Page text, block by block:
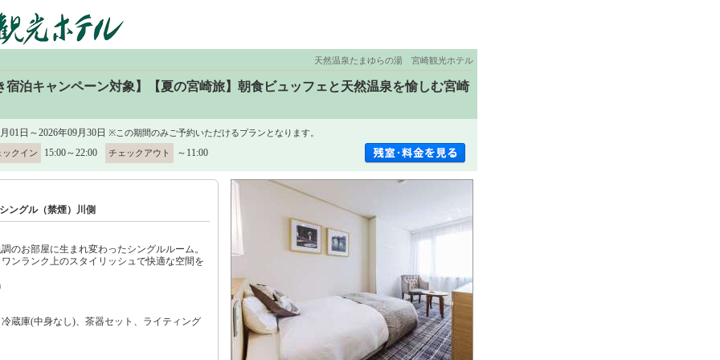
天然温泉たまゆらの湯 宮崎観光ホテル
宿泊キャンペーン対象】【夏の宮崎旅】朝食ビュッフェと天然温泉を愉しむ宮崎
01日～2026年09月30日 ※この期間のみご予約いただけるプランとなります。
ックイン 15:00～22:00 チェックアウト ～11:00
ングル（禁煙）川側
のお部屋に生まれ変わったシングルルーム。
ンランク上のスタイリッシュで快適な空間を
蔵庫(中身なし)、茶器セット、ライティング